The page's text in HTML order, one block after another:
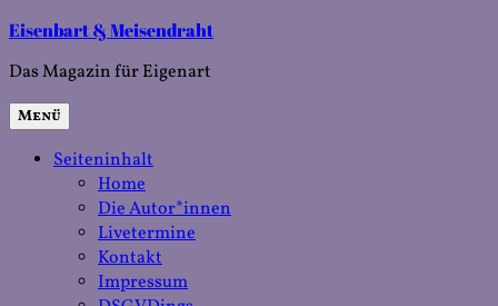
Zum
springen
Eisenbart & Meisendraht
Das Magazin für Eigenart
Menü
Seiteninhalt
Home
Die Autor*innen
Livetermine
Kontakt
Impressum